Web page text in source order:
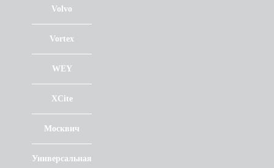
Volvo
Vortex
WEY
XCite
Москвич
Универсальная